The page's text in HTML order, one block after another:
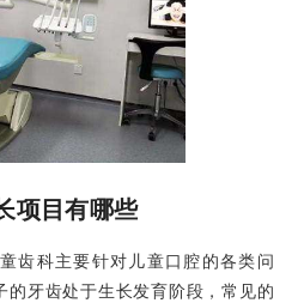
项目有哪些
齿科主要针对儿童口腔的各类问
的牙齿处于生长发育阶段，常见的